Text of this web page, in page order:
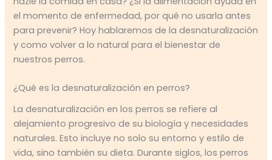
el momento de enfermedad, por qué no usarla antes
para prevenir? Hoy hablaremos de la desnaturalización
y como volver a lo natural para el bienestar de
nuestros perros.
¿Qué es la desnaturalización en perros?
La desnaturalización en los perros se refiere al
alejamiento progresivo de su biología y necesidades
naturales. Esto incluye no solo su entorno y estilo de
vida, sino también su dieta. Durante siglos, los perros